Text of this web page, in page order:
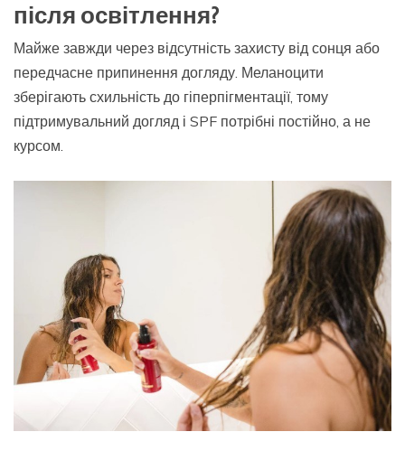
після освітлення?
Майже завжди через відсутність захисту від сонця або
передчасне припинення догляду. Меланоцити
зберігають схильність до гіперпігментації, тому
підтримувальний догляд і SPF потрібні постійно, а не
курсом.